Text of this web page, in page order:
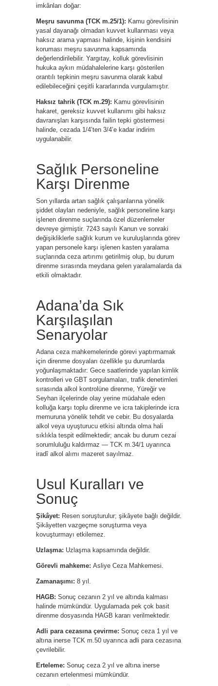
imkânları doğar:
Meşru savunma (TCK m.25/1): Kamu görevlisinin
yasal dayanağı olmadan kuvvet kullanması veya
haksız arama yapması halinde, kişinin kendisini
koruması meşru savunma kapsamında
değerlendirilebilir. Yargıtay, kolluk görevlisinin
hukuka aykırı müdahalelerine karşı gösterilen
orantılı tepkinin meşru savunma olarak kabul
edilebileceğini çeşitli kararlarında vurgulamıştır.
Haksız tahrik (TCK m.29): Kamu görevlisinin
hakaret, gereksiz kuvvet kullanımı gibi haksız
davranışları karşısında failin tepki göstermesi
halinde, cezada 1/4’ten 3/4’e kadar indirim
uygulanabilir.
Sağlık Personeline
Karşı Direnme
Son yıllarda artan sağlık çalışanlarına yönelik
şiddet olayları nedeniyle, sağlık personeline karşı
işlenen direnme suçlarında özel düzenlemeler
devreye girmiştir. 7243 sayılı Kanun ve sonraki
değişikliklerle sağlık kurum ve kuruluşlarında görev
yapan personele karşı işlenen kasten yaralama
suçlarında ceza artırımı getirilmiş olup, bu durum
direnme sırasında meydana gelen yaralamalarda da
etkili olmaktadır.
Adana’da Sık
Karşılaşılan
Senaryolar
Adana ceza mahkemelerinde görevi yaptırmamak
için direnme dosyaları özellikle şu durumlarda
yoğunlaşmaktadır: Gece saatlerinde yapılan kimlik
kontrolleri ve GBT sorgulamaları, trafik denetimleri
sırasında alkol kontrolüne direnme, Yüreğir ve
Seyhan ilçelerinde olay yerine müdahale eden
kolluğa karşı toplu direnme ve icra takiplerinde icra
memuruna yönelik tehdit ve cebir. Bu dosyalarda
alkol veya uyuşturucu etkisi altında olma hali
sıklıkla tespit edilmektedir; ancak bu durum cezai
sorumluluğu kaldırmaz — TCK m.34/1 uyarınca
iradî alkol alımı mazeret sayılmaz.
Usul Kuralları ve
Sonuç
Şikâyet: Resen soruşturulur; şikâyete bağlı değildir.
Şikâyetten vazgeçme soruşturma veya
kovuşturmayı etkilemez.
Uzlaşma: Uzlaşma kapsamında değildir.
Görevli mahkeme: Asliye Ceza Mahkemesi.
Zamanaşımı: 8 yıl.
HAGB: Sonuç cezanın 2 yıl ve altında kalması
halinde mümkündür. Uygulamada pek çok basit
direnme dosyasında HAGB kararı verilmektedir.
Adli para cezasına çevirme: Sonuç ceza 1 yıl ve
altına inerse TCK m.50 uyarınca adli para cezasına
çevrilebilir.
Erteleme: Sonuç ceza 2 yıl ve altına inerse
cezanın ertelenmesi mümkündür.